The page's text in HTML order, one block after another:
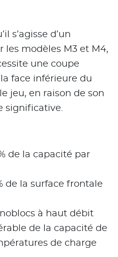
s’agisse d’un
modèles M3 et M4,
une coupe
face inférieure du
jeu, en raison de son
significative.
de la capacité par
de la surface frontale
à haut débit
de la capacité de
de charge